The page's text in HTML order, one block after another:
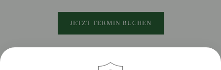
JETZT TERMIN BUCHEN